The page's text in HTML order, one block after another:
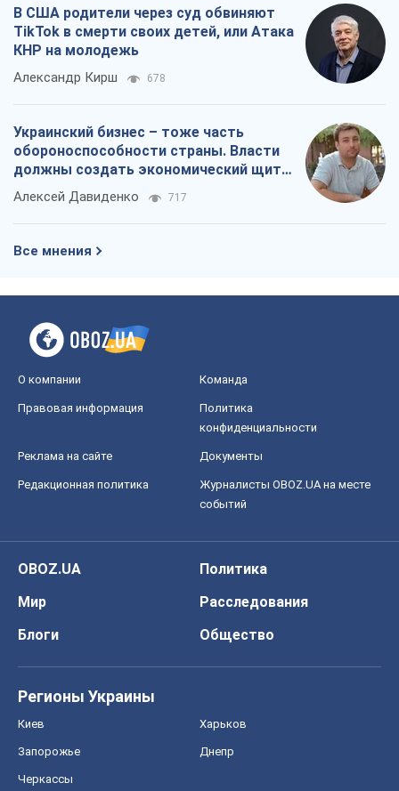
В США родители через суд обвиняют
TikTok в смерти своих детей, или Атака
КНР на молодежь
Александр Кирш 678
Украинский бизнес – тоже часть
обороноспособности страны. Власти
должны создать экономический щит
для компаний
Алексей Давиденко 717
Все мнения
О компании Команда
Правовая информация
Политика
конфиденциальности
Реклама на сайте Документы
Редакционная политика
Журналисты OBOZ.UA на месте
событий
OBOZ.UA
Политика
Мир
Расследования
Блоги
Общество
Регионы Украины
Киев Харьков
Запорожье Днепр
Черкассы